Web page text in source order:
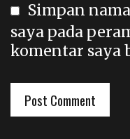
Simpan
saya pada
komentar saya